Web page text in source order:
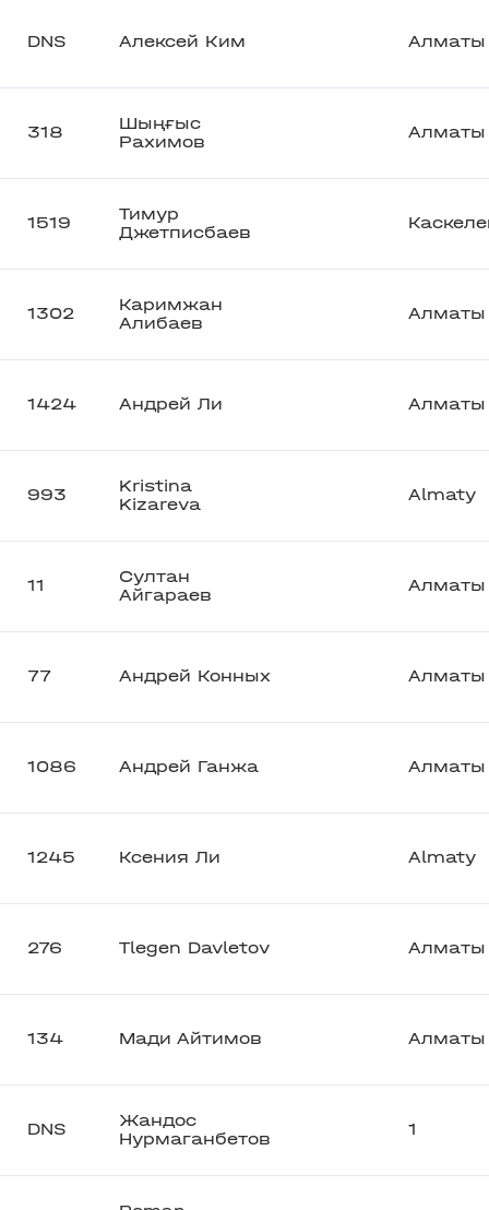
DNS Алексей Ким Алматы
318
Шыңғыс
Рахимов
Алматы
1519
Тимур
Джетписбаев
1302
Каримжан
Алибаев
Алматы
1424 Андрей Ли Алматы
993
Kristina
Kizareva
Almaty
11
Султан
Айгараев
Алматы
77 Андрей Конных Алматы
1086 Андрей Ганжа Алматы
1245 Ксения Ли Almaty
276 Tlegen Davletov Алматы
134 Мади Айтимов Алматы
DNS
Жандос
Нурмаганбетов
1